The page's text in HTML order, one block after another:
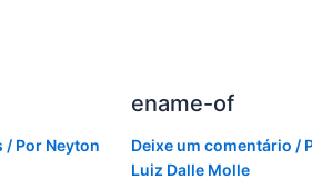
/ Por Neyton
ename-of
Deixe um comentário /
Luiz Dalle Molle